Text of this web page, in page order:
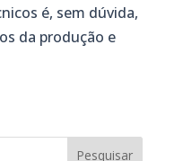
é, sem dúvida,
da produção e